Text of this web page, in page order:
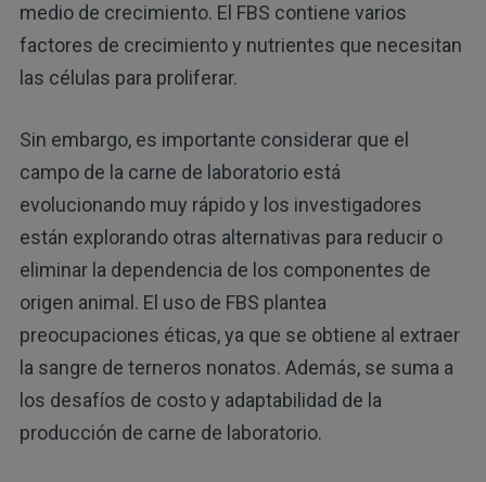
medio de crecimiento. El FBS contiene varios
factores de crecimiento y nutrientes que necesitan
las células para proliferar.
Sin embargo, es importante considerar que el
campo de la carne de laboratorio está
evolucionando muy rápido y los investigadores
están explorando otras alternativas para reducir o
eliminar la dependencia de los componentes de
origen animal. El uso de FBS plantea
preocupaciones éticas, ya que se obtiene al extraer
la sangre de terneros nonatos. Además, se suma a
los desafíos de costo y adaptabilidad de la
producción de carne de laboratorio.